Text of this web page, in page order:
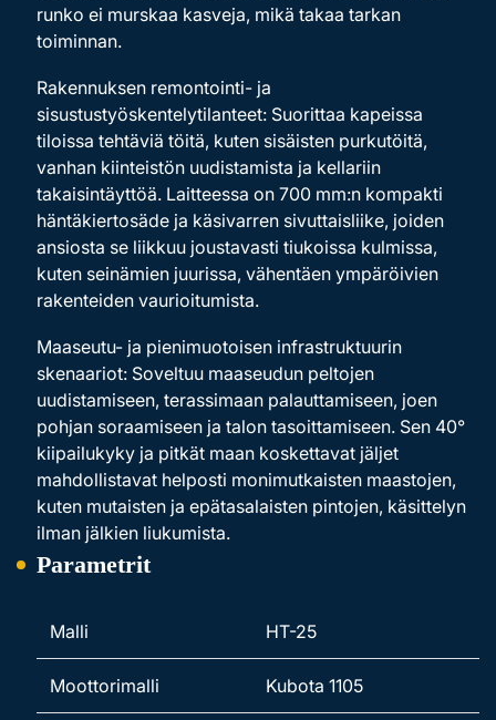
runko ei murskaa kasveja, mikä takaa tarkan
toiminnan.
Rakennuksen remontointi- ja
sisustustyöskentelytilanteet: Suorittaa kapeissa
tiloissa tehtäviä töitä, kuten sisäisten purkutöitä,
vanhan kiinteistön uudistamista ja kellariin
takaisintäyttöä. Laitteessa on 700 mm:n kompakti
häntäkiertosäde ja käsivarren sivuttaisliike, joiden
ansiosta se liikkuu joustavasti tiukoissa kulmissa,
kuten seinämien juurissa, vähentäen ympäröivien
rakenteiden vaurioitumista.
Maaseutu- ja pienimuotoisen infrastruktuurin
skenaariot: Soveltuu maaseudun peltojen
uudistamiseen, terassimaan palauttamiseen, joen
pohjan soraamiseen ja talon tasoittamiseen. Sen 40°
kiipailukyky ja pitkät maan koskettavat jäljet
mahdollistavat helposti monimutkaisten maastojen,
kuten mutaisten ja epätasalaisten pintojen, käsittelyn
ilman jälkien liukumista.
Parametrit
Malli HT-25
Moottorimalli Kubota 1105